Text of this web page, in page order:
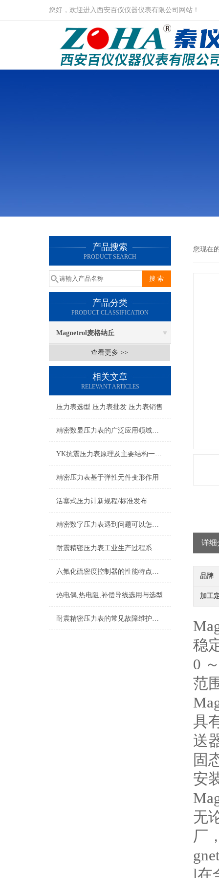
您好，欢迎进入西安百仪仪器仪表有限公司网站！
产品搜索
PRODUCT SEARCH
产品分类
PRODUCT CLASSIFICATION
Magnetrol麦格纳丘
查看更多 >>
相关文章
RELEVANT ARTICLES
压力表选型 压力表批发 压力表销售
精密数显压力表的广泛应用领域和使用时的注意事项
YK抗震压力表原理及主要结构一览，必看
精密压力表基于弹性元件变形作用
活塞式压力计新规程/标准发布
精密数字压力表遇到问题可以怎么样处理
耐震精密压力表工业生产过程系统组成
六氟化硫密度控制器的性能特点与操作维护方式
热电偶,热电阻,补偿导线选用与选型
耐震精密压力表的常见故障维护保养
您现在
详细
品牌
加工
稳
0
范
具
送
固
安
无
厂
l在